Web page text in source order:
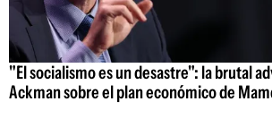
"El socialismo es un desastre": la brutal
Ackman sobre el plan económico de